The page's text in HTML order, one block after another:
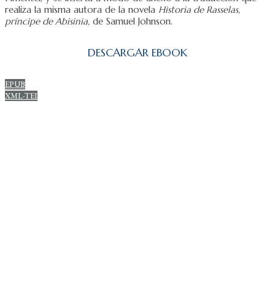
realiza la misma autora de la novela Historia de Rasselas,
príncipe de Abisinia, de Samuel Johnson.
DESCARGAR EBOOK
EPUB
XML-TEI